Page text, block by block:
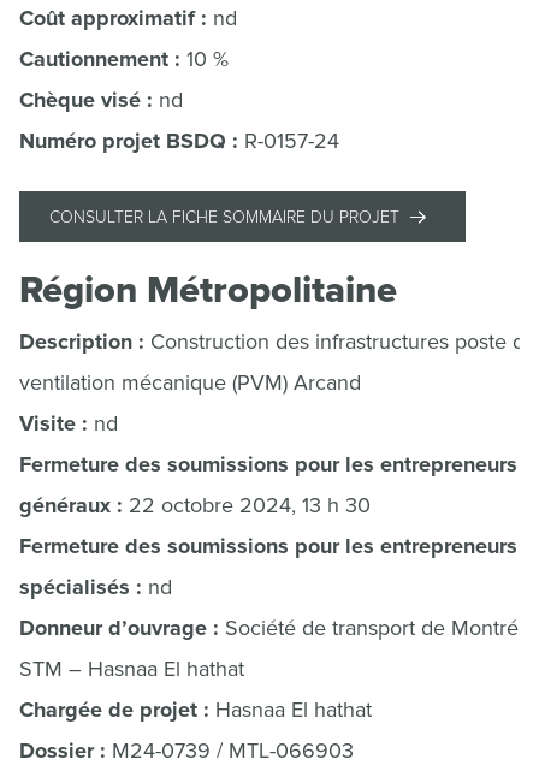
Coût approximatif : nd
Cautionnement : 10 %
Chèque visé : nd
Numéro projet BSDQ : R-0157-24
CONSULTER LA FICHE SOMMAIRE DU PROJET
Région Métropolitaine
Description : Construction des infrastructures poste de
ventilation mécanique (PVM) Arcand
Visite : nd
Fermeture des soumissions pour les entrepreneurs
généraux : 22 octobre 2024, 13 h 30
Fermeture des soumissions pour les entrepreneurs
spécialisés : nd
Donneur d’ouvrage : Société de transport de
STM – Hasnaa El hathat
Chargée de projet : Hasnaa El hathat
Dossier : M24-0739 / MTL-066903